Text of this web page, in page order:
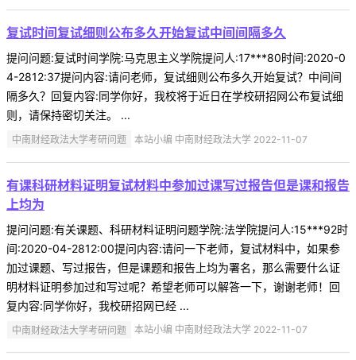
复试时间复试细则公布多久开始复试中间间隔多久
提问问题:复试时间学院:马克思主义学院提问人:17***80时间:2020-0
4-2812:37提问内容:请问老师，复试细则公布多久开始复试？中间间
隔多久？回复内容:同学你好，我校将于近日在学校研招网公布复试细
则，请保持密切关注。 ...
中南财经政法大学考研问题 本站小编 中南财经政法大学 2022-11-07
有课科研材料证明复试材料中参加过课写过报告但是课和报告
上均为
提问问题:有关课题、科研材料证明问题学院:法学院提问人:15***92时
间:2020-04-2812:00提问内容:请问一下老师，复试材料中，如果参
加过课题、写过报告，但是课题和报告上均为署名，那么需要什么证
明材料证明参加过和写过呢？希望老师可以解答一下，谢谢老师！回
复内容:同学你好，我校研招网已经 ...
中南财经政法大学考研问题 本站小编 中南财经政法大学 2022-11-07